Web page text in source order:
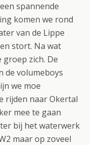
spannende
komen we rond
van de Lippe
stort. Na wat
zich. De
de volumeboys
we moe
rijden naar Okertal
mee te gaan
bij het waterwerk
maar op zoveel